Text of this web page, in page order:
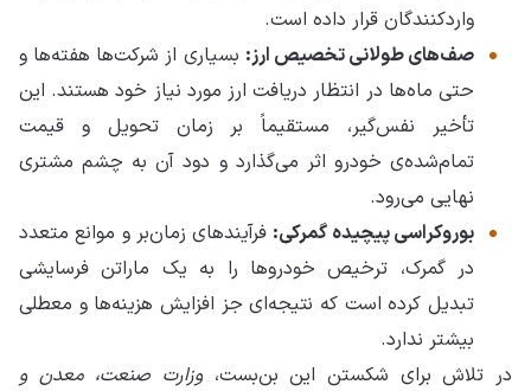
واردکنندگان قرار داده است.
صف‌های طولانی تخصیص ارز: بسیاری از شرکت‌ها هفته‌ها و
حتی ماه‌ها در انتظار دریافت ارز مورد نیاز خود هستند. این
تأخیر نفس‌گیر، مستقیماً بر زمان تحویل و قیمت
تمام‌شده‌ی خودرو اثر می‌گذارد و دود آن به چشم مشتری
نهایی می‌رود.
بوروکراسی پیچیده گمرکی: فرآیندهای زمان‌بر و موانع متعدد
در گمرک، ترخیص خودروها را به یک ماراتن فرسایشی
تبدیل کرده است که نتیجه‌ای جز افزایش هزینه‌ها و معطلی
بیشتر ندارد.
در تلاش برای شکستن این بن‌بست، وزارت صنعت، معدن و